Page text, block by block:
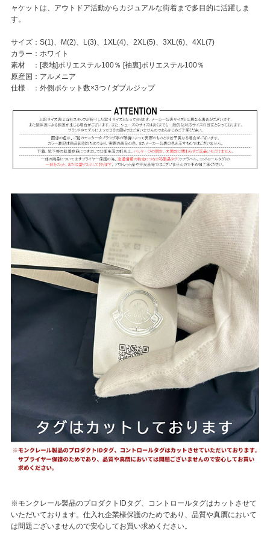
ャケットは、アウトドア活動からカジュアルな街着まで多目的に活躍しま
す。
サイズ：S(1)、M(2)、L(3)、1XL(4)、2XL(5)、3XL(6)、4XL(7)
カラー：ホワイト
素材 ：[表地]ポリエステル100％ [袖裏]ポリエステル100％
原産国：アルメニア
仕様 ：外側ポケット数×3つ / ダブルジップ
※モンクレール製品のプロダクトIDタグ、コントロールタグはカットさせて
いただいております。仕入れ企業様保護のためであり、品質や真贋において
は問題ございませんので安心してお買い求めください。